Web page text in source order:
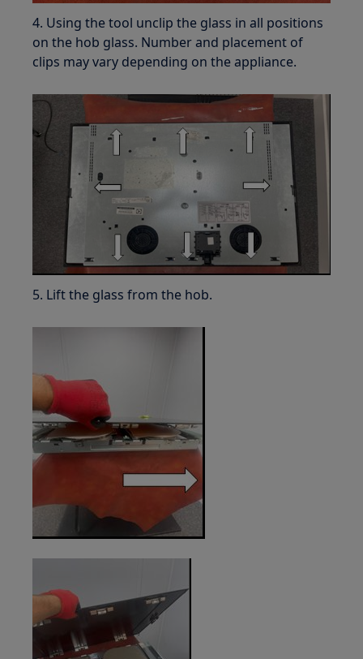
4. Using the tool unclip the glass in all positions
on the hob glass. Number and placement of
clips may vary depending on the appliance.
5. Lift the glass from the hob.